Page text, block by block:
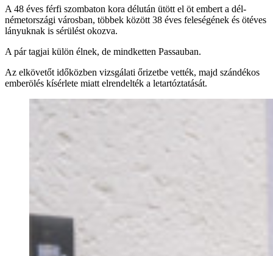
A 48 éves férfi szombaton kora délután ütött el öt embert a dél-
németországi városban, többek között 38 éves feleségének és ötéves
lányuknak is sérülést okozva.
A pár tagjai külön élnek, de mindketten Passauban.
Az elkövetőt időközben vizsgálati őrizetbe vették, majd szándékos
emberölés kísérlete miatt elrendelték a letartóztatását.